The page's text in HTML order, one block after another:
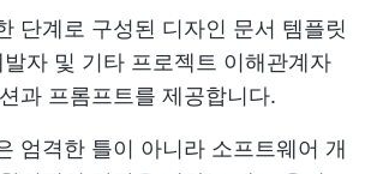
단계로 구성된 디자인 문서 템플릿
자 및 기타 프로젝트 이해관계자
과 프롬프트를 제공합니다.
엄격한 틀이 아니라 소프트웨어 개